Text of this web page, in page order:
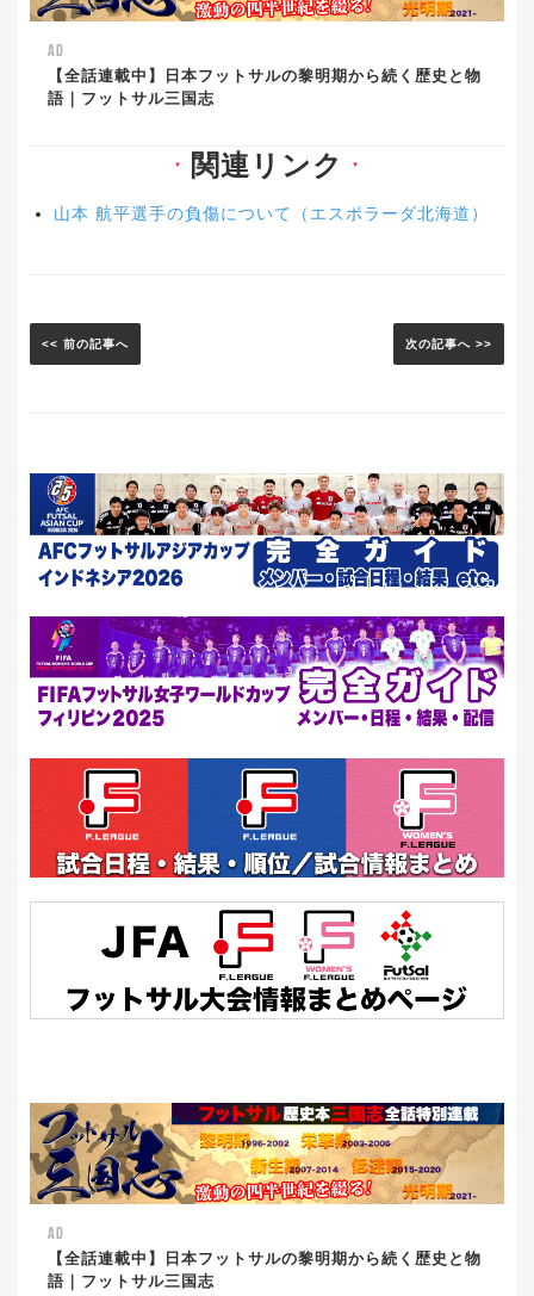
AD
【全話連載中】日本フットサルの黎明期から続く歴史と物
語｜フットサル三国志
▼ 関連リンク ▼
山本 航平選手の負傷について（エスポラーダ北海道）
<< 前の記事へ 次の記事へ >>
AD
【全話連載中】日本フットサルの黎明期から続く歴史と物
語｜フットサル三国志